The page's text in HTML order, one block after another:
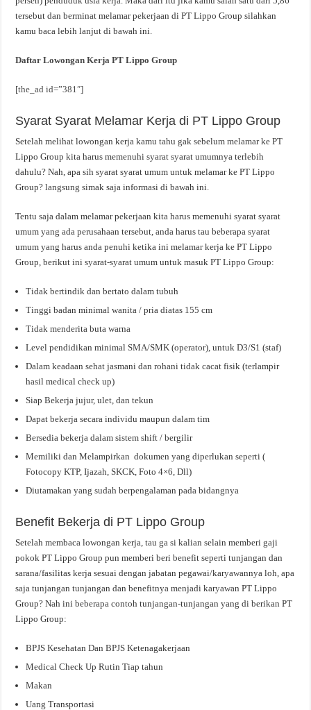
tersebut dan berminat melamar pekerjaan di PT Lippo Group silahkan
kamu baca lebih lanjut di bawah ini.
Daftar Lowongan Kerja PT Lippo Group
[the_ad id=”381″]
Syarat Syarat Melamar Kerja di PT Lippo Group
Setelah melihat lowongan kerja kamu tahu gak sebelum melamar ke PT
Lippo Group kita harus memenuhi syarat syarat umumnya terlebih
dahulu? Nah, apa sih syarat syarat umum untuk melamar ke PT Lippo
Group? langsung simak saja informasi di bawah ini.
Tentu saja dalam melamar pekerjaan kita harus memenuhi syarat syarat
umum yang ada perusahaan tersebut, anda harus tau beberapa syarat
umum yang harus anda penuhi ketika ini melamar kerja ke PT Lippo
Group, berikut ini syarat-syarat umum untuk masuk PT Lippo Group:
Tidak bertindik dan bertato dalam tubuh
Tinggi badan minimal wanita / pria diatas 155 cm
Tidak menderita buta warna
Level pendidikan minimal SMA/SMK (operator), untuk D3/S1 (staf)
Dalam keadaan sehat jasmani dan rohani tidak cacat fisik (terlampir
hasil medical check up)
Siap Bekerja jujur, ulet, dan tekun
Dapat bekerja secara individu maupun dalam tim
Bersedia bekerja dalam sistem shift / bergilir
Memiliki dan Melampirkan dokumen yang diperlukan seperti (
Fotocopy KTP, Ijazah, SKCK, Foto 4×6, Dll)
Diutamakan yang sudah berpengalaman pada bidangnya
Benefit Bekerja di PT Lippo Group
Setelah membaca lowongan kerja, tau ga si kalian selain memberi gaji
pokok PT Lippo Group pun memberi beri benefit seperti tunjangan dan
sarana/fasilitas kerja sesuai dengan jabatan pegawai/karyawannya loh, apa
saja tunjangan tunjangan dan benefitnya menjadi karyawan PT Lippo
Group? Nah ini beberapa contoh tunjangan-tunjangan yang di berikan PT
Lippo Group:
BPJS Kesehatan Dan BPJS Ketenagakerjaan
Medical Check Up Rutin Tiap tahun
Makan
Uang Transportasi